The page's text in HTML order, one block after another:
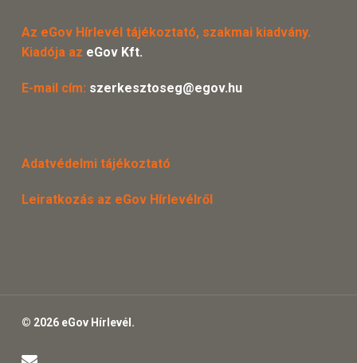
Az eGov Hírlevél tájékoztató, szakmai kiadvány.
Kiadója az eGov Kft.
E-mail cím: szerkesztoseg@egov.hu
Adatvédelmi tájékoztató
Leiratkozás az eGov Hírlevélről
© 2026 eGov Hírlevél.
email